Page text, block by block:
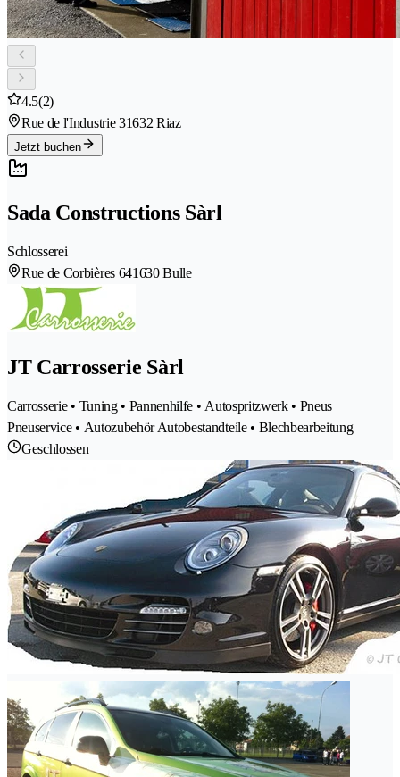
4.5(2)
Rue de l'Industrie 31632 Riaz
Jetzt buchen
Sada Constructions Sàrl
Schlosserei
Rue de Corbières 641630 Bulle
JT Carrosserie Sàrl
Carrosserie • Tuning • Pannenhilfe • Autospritzwerk • Pneus
Pneuservice • Autozubehör Autobestandteile • Blechbearbeitung
Geschlossen